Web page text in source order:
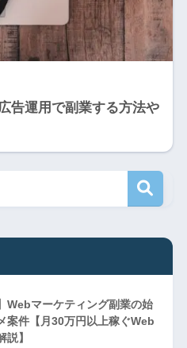
告運用で副業する方法や
Webマーケティング副業の始
案件【月30万円以上稼ぐWeb
説】